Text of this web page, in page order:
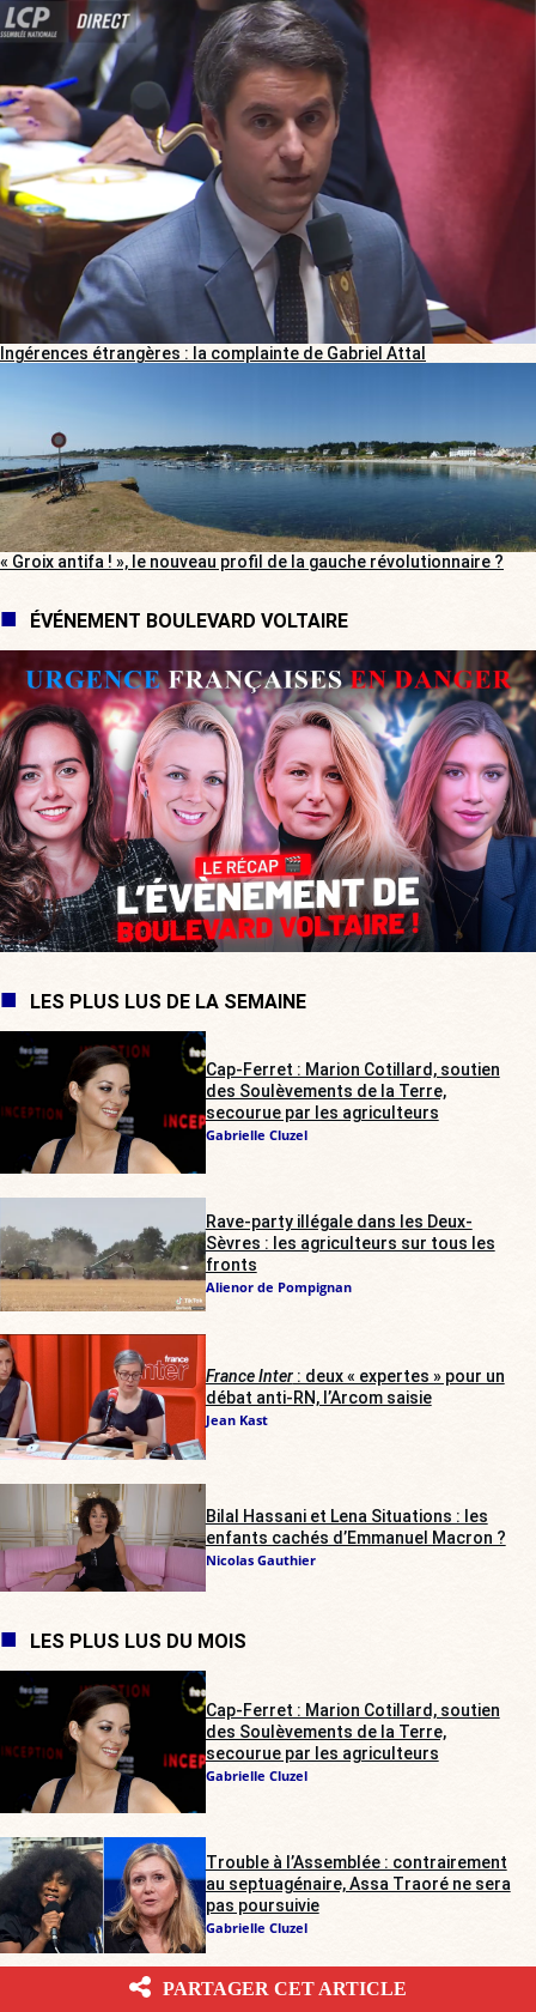
Ingérences étrangères : la complainte de Gabriel Attal
« Groix antifa ! », le nouveau profil de la gauche révolutionnaire ?
ÉVÉNEMENT BOULEVARD VOLTAIRE
LES PLUS LUS DE LA SEMAINE
Cap-Ferret : Marion Cotillard, soutien
des Soulèvements de la Terre,
secourue par les agriculteurs
Gabrielle Cluzel
Rave-party illégale dans les Deux-
Sèvres : les agriculteurs sur tous les
fronts
Alienor de Pompignan
France Inter: deux « expertes » pour un
débat anti-RN, l’Arcom saisie
Jean Kast
Bilal Hassani et Lena Situations : les
enfants cachés d’Emmanuel Macron ?
Nicolas Gauthier
LES PLUS LUS DU MOIS
Cap-Ferret : Marion Cotillard, soutien
des Soulèvements de la Terre,
secourue par les agriculteurs
Gabrielle Cluzel
Trouble à l’Assemblée : contrairement
au septuagénaire, Assa Traoré ne sera
pas poursuivie
Gabrielle Cluzel
Rave-party illégale dans les Deux-
PARTAGER CET ARTICLE